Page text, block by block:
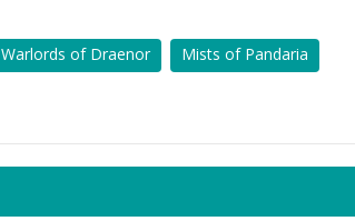
Warlords of Draenor
Mists of Pandaria